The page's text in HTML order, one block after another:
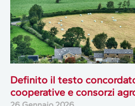
Definito il testo
cooperative e consorzi